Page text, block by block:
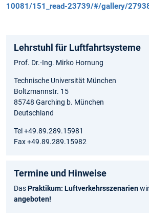
10081/151_read-23739/#/gallery/
Lehrstuhl für Luftfahrtsysteme
Prof. Dr.-Ing. Mirko Hornung
Technische Universität München
Boltzmannstr. 15
85748 Garching b. München
Deutschland
Tel +49.89.289.15981
Fax +49.89.289.15982
Termine und Hinweise
DasPraktikum: Luftverkehrsszenarien
angeboten!